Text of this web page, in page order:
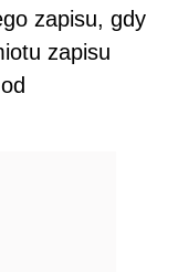
zapisu, gdy
zapisu